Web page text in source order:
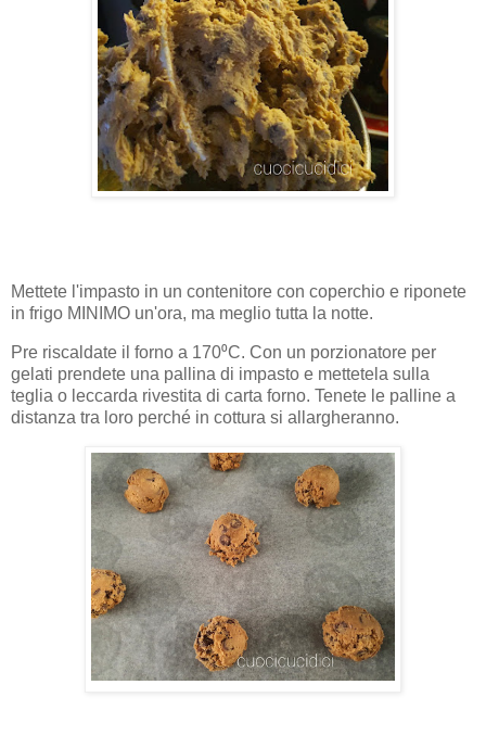
Mettete l'impasto in un contenitore con coperchio e riponete
in frigo MINIMO un'ora, ma meglio tutta la notte.
Pre riscaldate il forno a 170⁰C. Con un porzionatore per
gelati prendete una pallina di impasto e mettetela sulla
teglia o leccarda rivestita di carta forno. Tenete le palline a
distanza tra loro perché in cottura si allargheranno.